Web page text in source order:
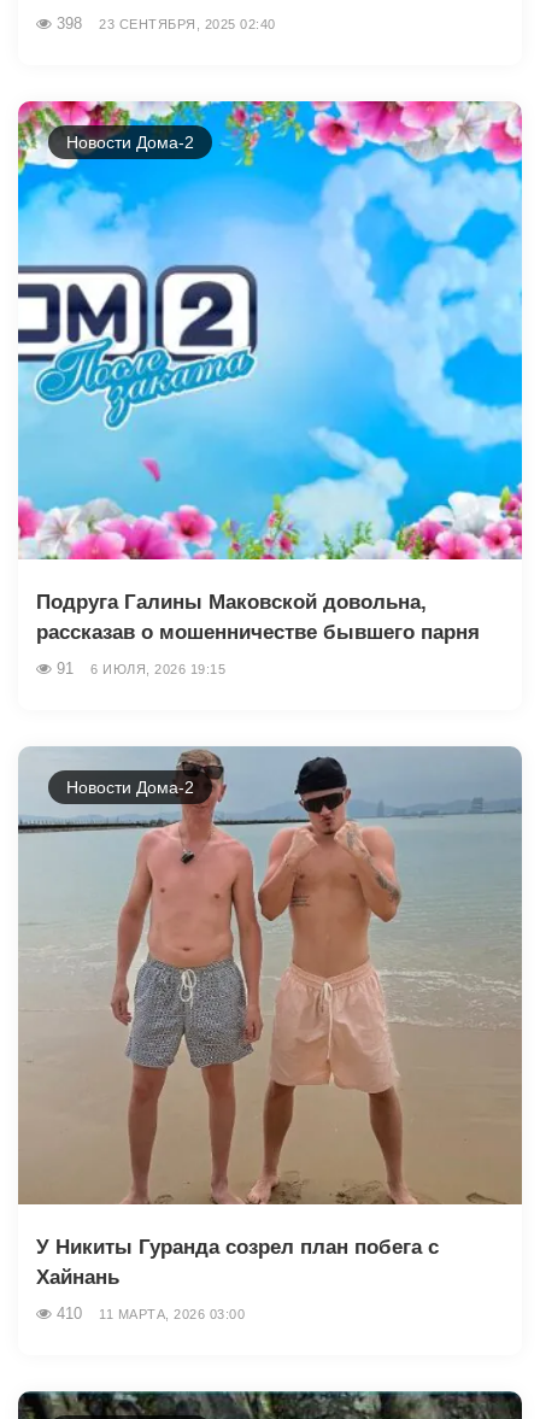
398 23 СЕНТЯБРЯ, 2025 02:40
Новости Дома-2
Подруга Галины Маковской довольна,
рассказав о мошенничестве бывшего парня
91 6 ИЮЛЯ, 2026 19:15
Новости Дома-2
У Никиты Гуранда созрел план побега с
Хайнань
410 11 МАРТА, 2026 03:00